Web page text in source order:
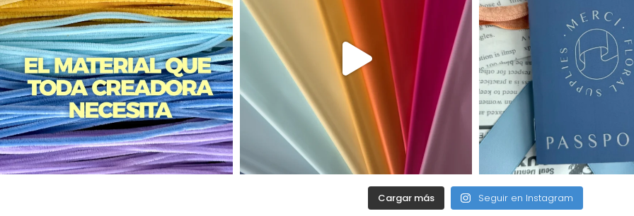
Cargar más Seguir en Instagram